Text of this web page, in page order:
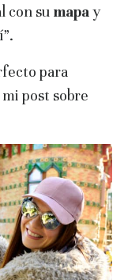
con su mapay
para
post sobre